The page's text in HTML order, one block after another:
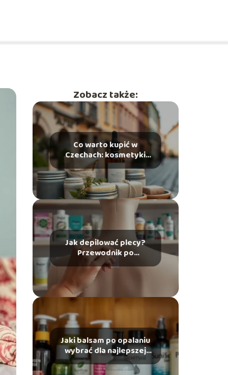
Zobacz także:
Co warto kupić w
Czechach: kosmetyki
warte uwagi?
Jak depilować plecy?
Przewodnik po
najlepszych metodach
Jaki balsam po opalaniu
wybrać dla najlepszej
pielęgnacji skóry?